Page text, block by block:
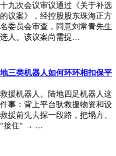
础。经过2023-2024年的产能
供应紧缺，电解液价格企稳回
比暴增546%。碳酸锂价格在
5.84万元/吨回升至合理区间，
游企业资产减值压力减轻，中
现象。盛新锂能
亿元，主要受上半年碳酸锂价
三季度已实现单季盈利8871万
种分化恰恰印证了市场正在通
技术优势和成本控制能力的企
九次会议审议通过《关于补选
议案》，经控股股东珠海正方
委员会审查，同意刘常青先生
人。该议案尚需提…
三类机器人如何环环相扣保平
援机器人。陆地四足机器人这
事：背上平台驮救援物资和设
援前先去探一段路，把塌方、
"接住" → …